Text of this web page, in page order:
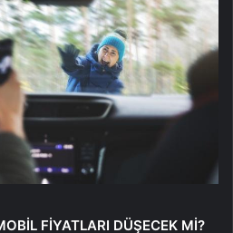
FİYATLARI DÜŞECEK Mİ?